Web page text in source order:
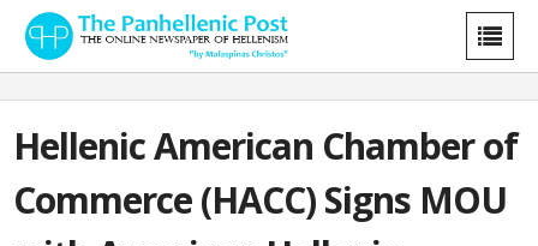
Hellenic American Chamber of
Commerce (HACC) Signs MOU